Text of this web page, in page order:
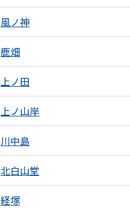
風ノ神
鹿畑
上ノ田
上ノ山岸
川中島
北白山堂
経塚